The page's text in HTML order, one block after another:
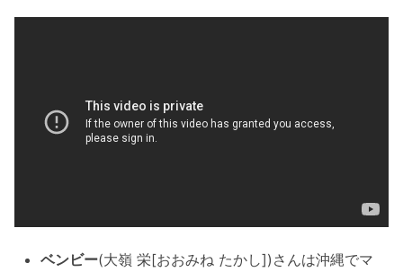
ベンビー(大嶺 栄[おおみね たかし])さんは沖縄でマ